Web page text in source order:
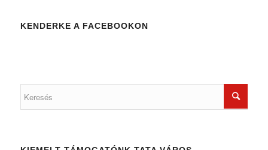
KENDERKE A FACEBOOKON